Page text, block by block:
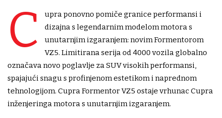
C
upra ponovno pomiče granice performansi i
dizajna s legendarnim modelom motora s
unutarnjim izgaranjem: novim Formentorom
VZ5. Limitirana serija od 4000 vozila globalno
označava novo poglavlje za SUV visokih performansi,
spajajući snagu s profinjenom estetikom i naprednom
tehnologijom. Cupra Formentor VZ5 ostaje vrhunac Cupra
inženjeringa motora s unutarnjim izgaranjem.